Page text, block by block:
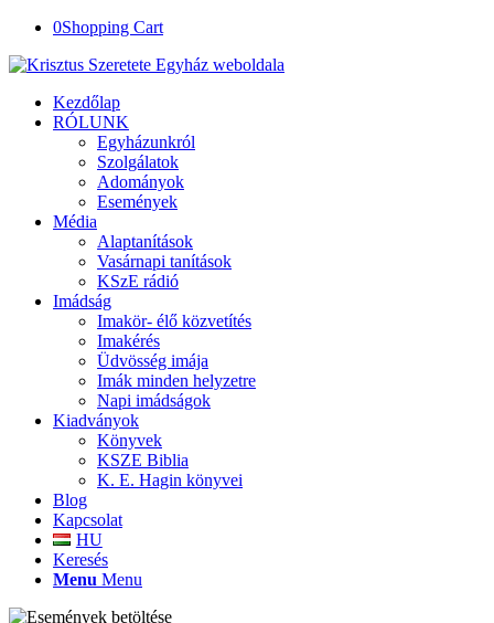
0Shopping Cart
Kezdőlap
RÓLUNK
Egyházunkról
Szolgálatok
Adományok
Események
Média
Alaptanítások
Vasárnapi tanítások
KSzE rádió
Imádság
Imakör- élő közvetítés
Imakérés
Üdvösség imája
Imák minden helyzetre
Napi imádságok
Kiadványok
Könyvek
KSZE Biblia
K. E. Hagin könyvei
Blog
Kapcsolat
HU
Keresés
Menu Menu